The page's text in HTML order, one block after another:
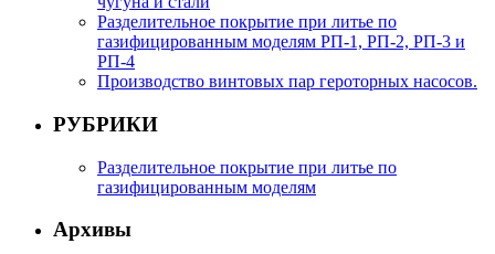
Разделительное покрытие при литье по
газифицированным моделям РП-1, РП-2, РП-3 и
РП-4
Производство винтовых пар героторных насосов.
РУБРИКИ
Разделительное покрытие при литье по
газифицированным моделям
Архивы